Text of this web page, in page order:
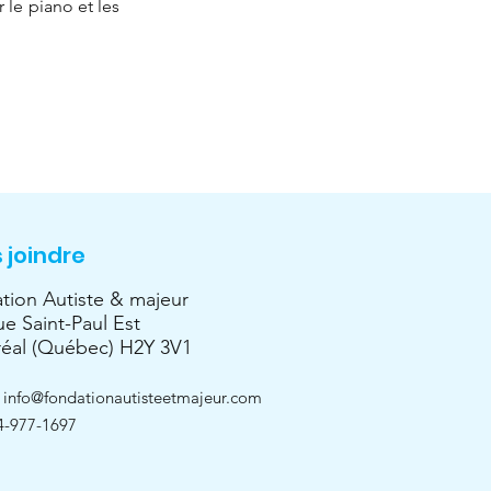
le piano et les
joindre
Autiste & majeur
Saint-Paul Est
(Québec) H2Y 3V1
info@fondationautisteetmajeur.com
977-1697